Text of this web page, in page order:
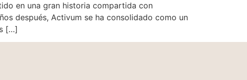
en una gran historia compartida con
después, Activum se ha consolidado como un
[…]